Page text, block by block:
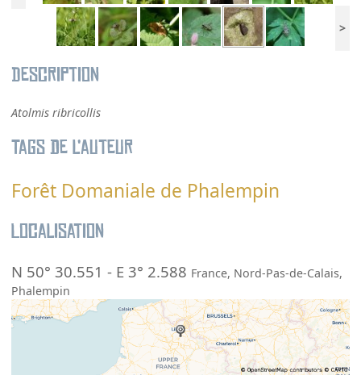
>
Description
Atolmis ribricollis
Tags de l’auteur
Forêt Domaniale de Phalempin
Localisation
N 50° 30.551 - E 3° 2.588 France, Nord-Pas-de-Calais,
Phalempin